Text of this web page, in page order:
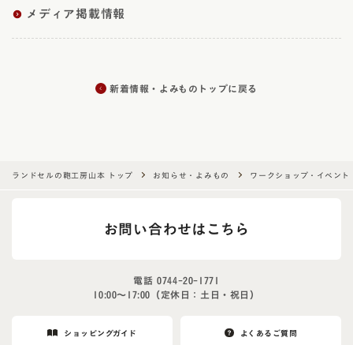
メディア掲載情報
新着情報・よみものトップに戻る
ランドセルの鞄工房山本 トップ お知らせ・よみもの ワークショップ・イベント
お問い合わせはこちら
電話0744-20-1771
10:00〜17:00（定休日：土日・祝日）
ショッピングガイド よくあるご質問